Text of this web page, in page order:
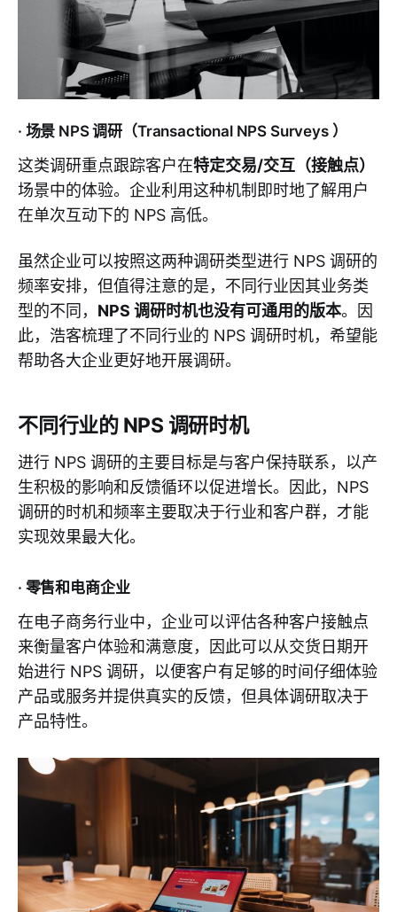
· 场景 NPS 调研（Transactional NPS Surveys ）
这类调研重点跟踪客户在特定交易/交互（接触点）
场景中的体验。企业利用这种机制即时地了解用户
在单次互动下的 NPS 高低。
虽然企业可以按照这两种调研类型进行 NPS 调研的
频率安排，但值得注意的是，不同行业因其业务类
型的不同， NPS 调研时机也没有可通用的版本。因
此，浩客梳理了不同行业的 NPS 调研时机，希望能
帮助各大企业更好地开展调研。
不同行业的 NPS 调研时机
进行 NPS 调研的主要目标是与客户保持联系，以产
生积极的影响和反馈循环以促进增长。因此，NPS
调研的时机和频率主要取决于行业和客户群，才能
实现效果最大化。
· 零售和电商企业
在电子商务行业中，企业可以评估各种客户接触点
来衡量客户体验和满意度，因此可以从交货日期开
始进行 NPS 调研，以便客户有足够的时间仔细体验
产品或服务并提供真实的反馈，但具体调研取决于
产品特性。